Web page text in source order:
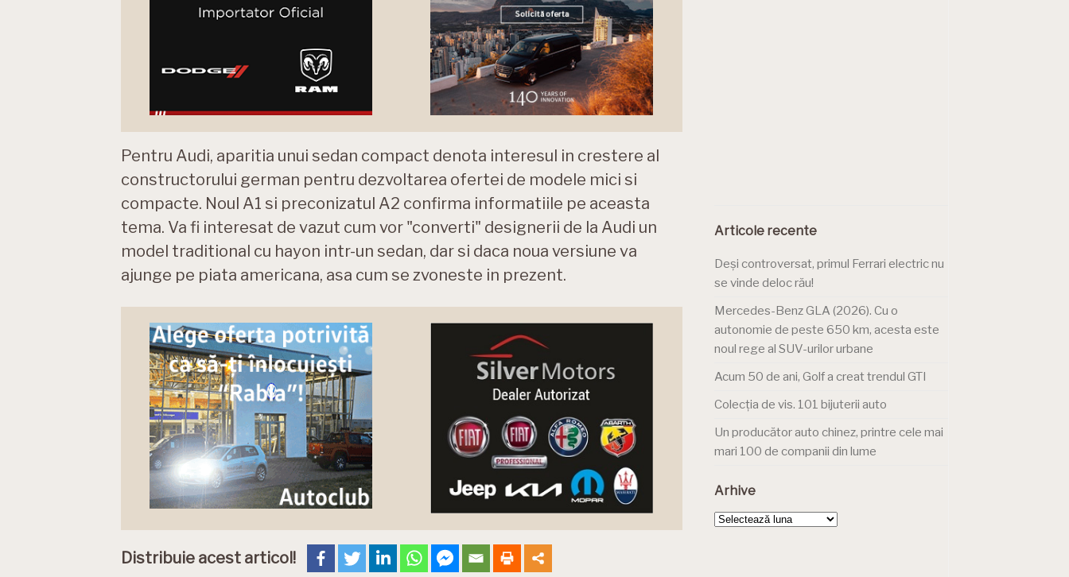
Pentru Audi, aparitia unui sedan compact denota interesul in crestere al
constructorului german pentru dezvoltarea ofertei de modele mici si
compacte. Noul A1 si preconizatul A2 confirma informatiile pe aceasta
tema. Va fi interesat de vazut cum vor "converti" designerii de la Audi un
model traditional cu hayon intr-un sedan, dar si daca noua versiune va
ajunge pe piata americana, asa cum se zvoneste in prezent.
Distribuie acest articol!
Articole recente
Deși controversat, primul Ferrari electric nu
se vinde deloc rău!
Mercedes-Benz GLA (2026). Cu o
autonomie de peste 650 km, acesta este
noul rege al SUV-urilor urbane
Acum 50 de ani, Golf a creat trendul GTI
Colecția de vis. 101 bijuterii auto
Un producător auto chinez, printre cele mai
mari 100 de companii din lume
Arhive
Arhive